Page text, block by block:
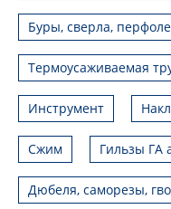
Буры, сверла,
Термоусаживаемая
Инструмент
Сжим Гильзы ГА
Дюбеля, саморезы,